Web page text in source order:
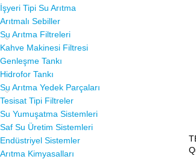
İşyeri Tipi Su Arıtma
Arıtmalı Sebiller
Su Arıtma Filtreleri
Kahve Makinesi Filtresi
Genleşme Tankı
Hidrofor Tankı
Su Arıtma Yedek Parçaları
Tesisat Tipi Filtreler
Su Yumuşatma Sistemleri
Saf Su Üretim Sistemleri
Endüstriyel Sistemler
Arıtma Kimyasalları